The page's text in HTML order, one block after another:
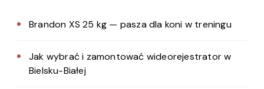
Brandon XS 25 kg — pasza dla koni w treningu
Jak wybrać i zamontować wideorejestrator w
Bielsku-Białej